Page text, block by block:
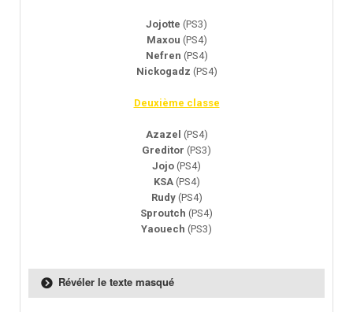
Jojotte (PS3)
Maxou (PS4)
Nefren (PS4)
Nickogadz (PS4)
Deuxième classe
Azazel (PS4)
Greditor (PS3)
Jojo (PS4)
KSA(PS4)
Rudy(PS4)
Sproutch (PS4)
Yaouech (PS3)
Révéler le texte masqué